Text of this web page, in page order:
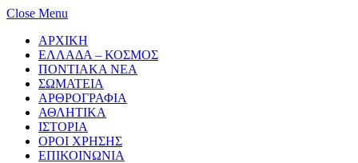
Close Menu
ΑΡΧΙΚΗ
ΕΛΛΑΔΑ – ΚΟΣΜΟΣ
ΠΟΝΤΙΑΚΑ ΝΕΑ
ΣΩΜΑΤΕΙΑ
ΑΡΘΡΟΓΡΑΦΙΑ
ΑΘΛΗΤΙΚΑ
ΙΣΤΟΡΙΑ
ΟΡΟΙ ΧΡΗΣΗΣ
ΕΠΙΚΟΙΝΩΝΙΑ